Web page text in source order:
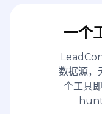
一个
数据源，
个工具